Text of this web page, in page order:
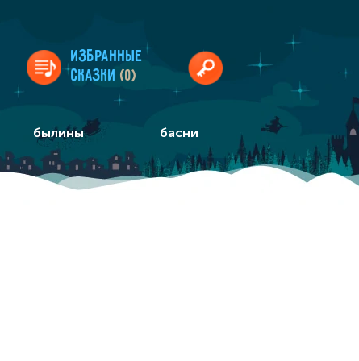
Избранные
сказки (0)
былины басни